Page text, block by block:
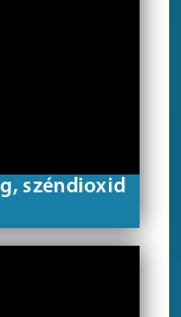
széndioxid